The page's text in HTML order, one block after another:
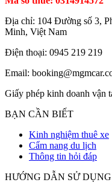
Địa chỉ: 104 Đường số 3,
Minh, Việt Nam
Điện thoại: 0945 219 219
Email:
Giấy phép kinh doanh vận
BẠN CẦN BIẾT
Kinh nghiệm thuê xe
Cẩm nang du lịch
Thông tin hỏi đáp
HƯỚNG DẪN SỬ DỤNG